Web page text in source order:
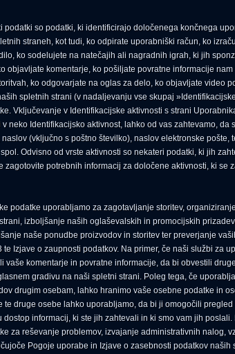
podatki so podatki, ki identificirajo določenega končnega
straneh, kot tudi, ko odpirate uporabniški račun, ko
ko sodelujete na natečajih ali nagradnih igrah, ki jih
objavljate komentarje, ko pošiljate povratne informacije
ko odgovarjate na oglas za delo, ko objavljate video
spletnih strani (v nadaljevanju vse skupaj
Vključevanje v Identifikacijske aktivnosti s strani
neko Identifikacijsko aktivnost, lahko od vas zahtevamo,
naslov (vključno s poštno številko), naslov elektronske pošte,
Odvisno od vrste aktivnosti so nekateri podatki, ki jih
zagotovite potrebnih informacij za določene aktivnosti, ki se
podatke uporabljamo za zagotavljanje storitev,
izboljšanje naših oglaševalskih in promocijskih
naše ponudbe proizvodov in storitev ter preverjanje
te Izjave o zaupnosti podatkov. Na primer, če naši službi za
vaše komentarje in povratne informacije, da bi obvestili
gradivu na naši spletni strani. Poleg tega, če
drugim osebam, lahko hranimo vaše osebne podatke in
te druge osebe lahko uporabljamo, da bi ji omogočili
informacij, ki ste jih zahtevali in ki smo vam jih
za reševanje problemov, izvajanje administrativnih nalog,
Pogoje uporabe in Izjave o zasebnosti podatkov